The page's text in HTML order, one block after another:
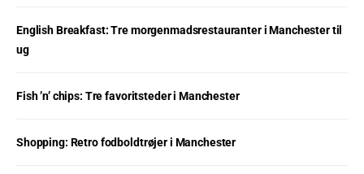
English Breakfast: Tre morgenmadsrestauranter i Manchester til
ug
Fish ’n’ chips: Tre favoritsteder i Manchester
Shopping: Retro fodboldtrøjer i Manchester